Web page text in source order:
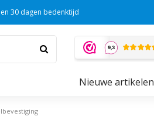
en 30 dagen bedenktijd
Nieuwe artikelen